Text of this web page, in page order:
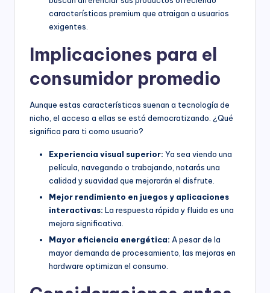
características premium que atraigan a usuarios
exigentes.
Implicaciones para el
consumidor promedio
Aunque estas características suenan a tecnología de
nicho, el acceso a ellas se está democratizando. ¿Qué
significa para ti como usuario?
Experiencia visual superior: Ya sea viendo una
película, navegando o trabajando, notarás una
calidad y suavidad que mejorarán el disfrute.
Mejor rendimiento en juegos y aplicaciones
interactivas: La respuesta rápida y fluida es una
mejora significativa.
Mayor eficiencia energética: A pesar de la
mayor demanda de procesamiento, las mejoras en
hardware optimizan el consumo.